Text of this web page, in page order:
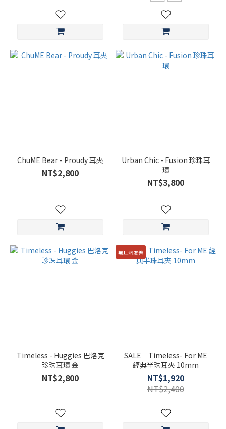
ChuME Bear - Proudy 耳夾
NT$2,800
Urban Chic - Fusion 珍珠耳
環
NT$3,800
Timeless - Huggies 巴洛克
珍珠耳環 金
NT$2,800
無耳洞友善
SALE｜Timeless- For ME
經典半珠耳夾 10mm
NT$1,920
NT$2,400